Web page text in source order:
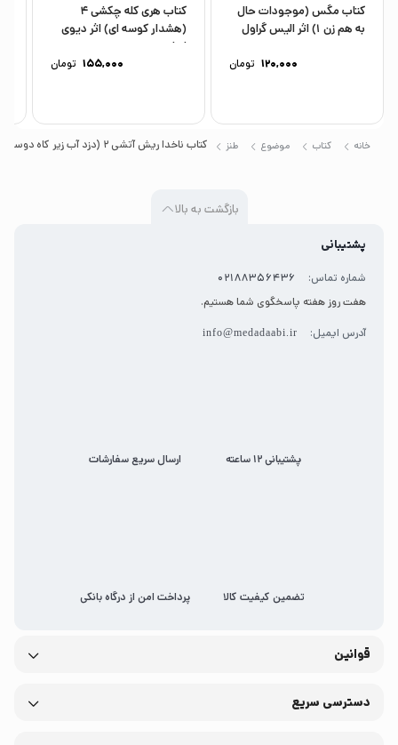
کتاب مگس (موجودات حال
به هم زن 1) اثر الیس گراول
120,000 تومان
کتاب هری کله چکشی 4
(هشدار کوسه ای) اثر دیوی
اوشن ترجمه...
155,000 تومان
خانه کتاب موضوع طنز کتاب ناخدا ریش آتشی 2 (دزد آب زیر کاه دوست داشتنی) اثر چی استراتی ترجمه نلی محجوب نشر هوپا
بازگشت به بالا
پشتیبانی
شماره تماس:
02188356436
هفت روز هفته پاسخگوی شما هستیم.
آدرس ایمیل: info@medadaabi.ir
پشتیبانی 12 ساعته ارسال سریع سفارشات
تضمین کیفیت کالا پرداخت امن از درگاه بانکی
قوانین
دسترسی سریع